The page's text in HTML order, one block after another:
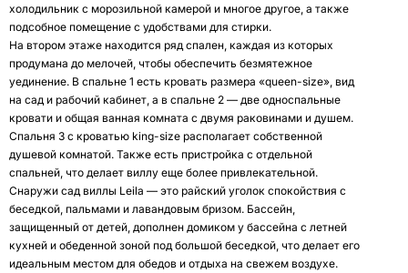
холодильник с морозильной камерой и многое другое, а также
подсобное помещение с удобствами для стирки.
На втором этаже находится ряд спален, каждая из которых
продумана до мелочей, чтобы обеспечить безмятежное
уединение. В спальне 1 есть кровать размера «queen-size», вид
на сад и рабочий кабинет, а в спальне 2 — две односпальные
кровати и общая ванная комната с двумя раковинами и душем.
Спальня 3 с кроватью king-size располагает собственной
душевой комнатой. Также есть пристройка с отдельной
спальней, что делает виллу еще более привлекательной.
Снаружи сад виллы Leila — это райский уголок спокойствия с
беседкой, пальмами и лавандовым бризом. Бассейн,
защищенный от детей, дополнен домиком у бассейна с летней
кухней и обеденной зоной под большой беседкой, что делает его
идеальным местом для обедов и отдыха на свежем воздухе.